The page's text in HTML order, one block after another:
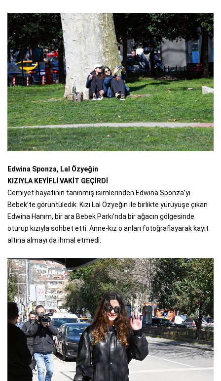
Edwina Sponza, Lal Özyeğin
KIZIYLA KEYİFLİ VAKİT GEÇİRDİ
Cemiyet hayatının tanınmış isimlerinden Edwina Sponza’yı
Bebek’te görüntüledik. Kızı Lal Özyeğin ile birlikte yürüyüşe çıkan
Edwina Hanım, bir ara Bebek Parkı’nda bir ağacın gölgesinde
oturup kızıyla sohbet etti. Anne-kız o anları fotoğraflayarak kayıt
altına almayı da ihmal etmedi.